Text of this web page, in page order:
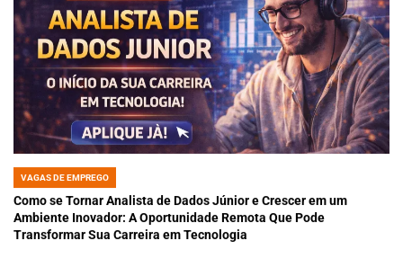
POSTED
IN
VAGAS DE EMPREGO
Como se Tornar Analista de Dados Júnior e Crescer em um
Ambiente Inovador: A Oportunidade Remota Que Pode
Transformar Sua Carreira em Tecnologia